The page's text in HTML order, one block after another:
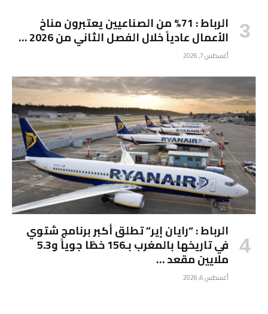
الرباط : 71% من الصناعيين يعتبرون مناخ
الأعمال عادياً خلال الفصل الثاني من 2026 …
أغسطس 7, 2026
الرباط : “رايان إير” تطلق أكبر برنامج شتوي
في تاريخها بالمغرب بـ156 خطًا جوياً و5.3
ملايين مقعد …
أغسطس 6, 2026